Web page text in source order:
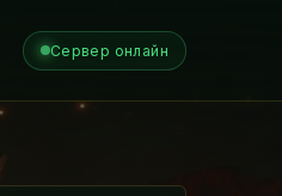
Сервер онлайн